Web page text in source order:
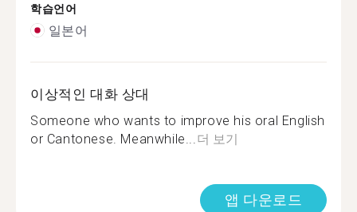
학습언어
일본어
이상적인 대화 상대
Someone who wants to improve his oral English
or Cantonese. Meanwhile... 더 보기
앱 다운로드